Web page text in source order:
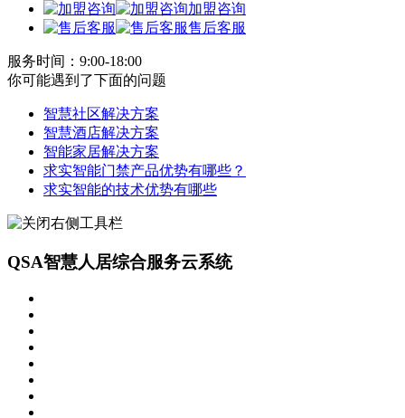
加盟咨询
售后客服
服务时间：9:00-18:00
你可能遇到了下面的问题
智慧社区解决方案
智慧酒店解决方案
智能家居解决方案
求实智能门禁产品优势有哪些？
求实智能的技术优势有哪些
QSA智慧人居综合服务云系统